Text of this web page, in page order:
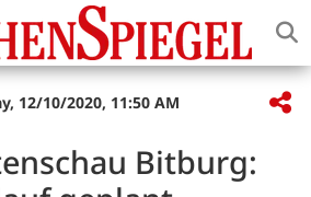
12/10/2020, 11:50 AM
Bitburg: